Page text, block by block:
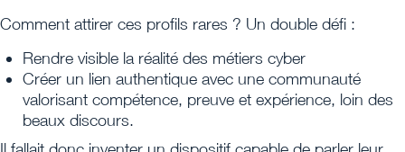
Comment attirer ces profils rares ? Un double défi :
Rendre visible la réalité des métiers cyber
Créer un lien authentique avec une communauté
valorisant compétence, preuve et expérience, loin des
beaux discours.